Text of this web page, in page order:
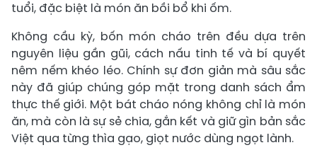
tuổi, đặc biệt là món ăn bồi bổ khi ốm.
Không cầu kỳ, bốn món cháo trên đều dựa trên
nguyên liệu gần gũi, cách nấu tinh tế và bí quyết
nêm nếm khéo léo. Chính sự đơn giản mà sâu sắc
này đã giúp chúng góp mặt trong danh sách ẩm
thực thế giới. Một bát cháo nóng không chỉ là món
ăn, mà còn là sự sẻ chia, gắn kết và giữ gìn bản sắc
Việt qua từng thìa gạo, giọt nước dùng ngọt lành.